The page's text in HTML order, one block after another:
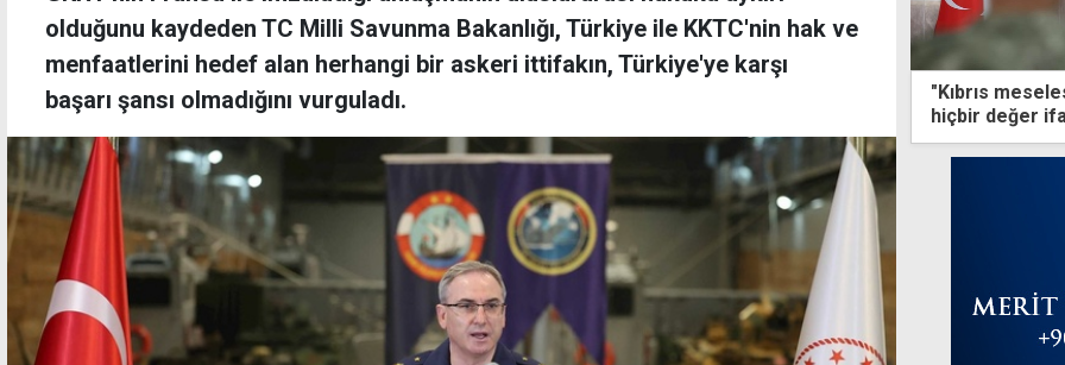
olduğunu kaydeden TC Milli Savunma Bakanlığı, Türkiye ile KKTC'nin hak ve
menfaatlerini hedef alan herhangi bir askeri ittifakın, Türkiye'ye karşı
başarı şansı olmadığını vurguladı.
"Kıbrıs
hiçbir değer